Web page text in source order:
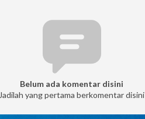
Belum ada komentar disini
Jadilah yang pertama berkomentar disini